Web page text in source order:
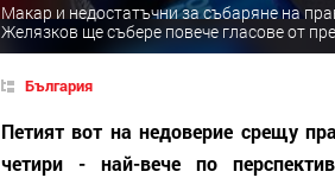
Макар и недостатъчни за събаряне на
Желязков ще събере повече гласове от
България
Петият вот на недоверие срещу
четири - най-вече по